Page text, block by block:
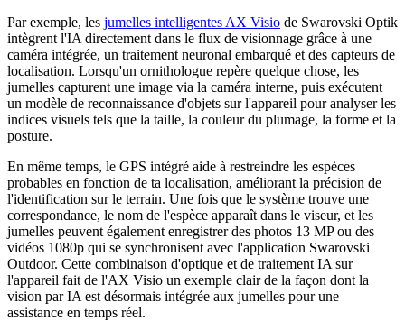
Par exemple, les jumelles intelligentes AX Visio de Swarovski Optik
intègrent l'IA directement dans le flux de visionnage grâce à une
caméra intégrée, un traitement neuronal embarqué et des capteurs de
localisation. Lorsqu'un ornithologue repère quelque chose, les
jumelles capturent une image via la caméra interne, puis exécutent
un modèle de reconnaissance d'objets sur l'appareil pour analyser les
indices visuels tels que la taille, la couleur du plumage, la forme et la
posture.
En même temps, le GPS intégré aide à restreindre les espèces
probables en fonction de ta localisation, améliorant la précision de
l'identification sur le terrain. Une fois que le système trouve une
correspondance, le nom de l'espèce apparaît dans le viseur, et les
jumelles peuvent également enregistrer des photos 13 MP ou des
vidéos 1080p qui se synchronisent avec l'application Swarovski
Outdoor. Cette combinaison d'optique et de traitement IA sur
l'appareil fait de l'AX Visio un exemple clair de la façon dont la
vision par IA est désormais intégrée aux jumelles pour une
assistance en temps réel.